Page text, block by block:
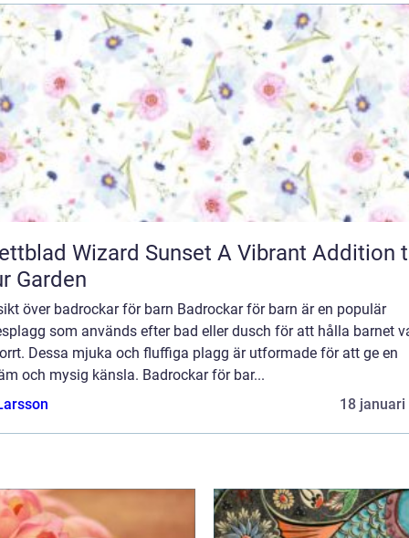
Wizard Sunset A Vibrant Addition to
Garden
över badrockar för barn Badrockar för barn är en populär
som används efter bad eller dusch för att hålla barnet
Dessa mjuka och fluffiga plagg är utformade för att ge en
och mysig känsla. Badrockar för bar...
18 januari